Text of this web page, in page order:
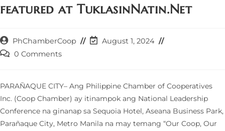
featured at TuklasinNatin.Net
Post
author:
PhChamberCoop
PostAugust 1, 2024
Post0 Comments
PARAÑAQUE CITY– Ang Philippine Chamber of Cooperatives
Inc. (Coop Chamber) ay itinampok ang National Leadership
Conference na ginanap sa Sequoia Hotel, Aseana Business Park,
Parañaque City, Metro Manila na may temang “Our Coop, Our